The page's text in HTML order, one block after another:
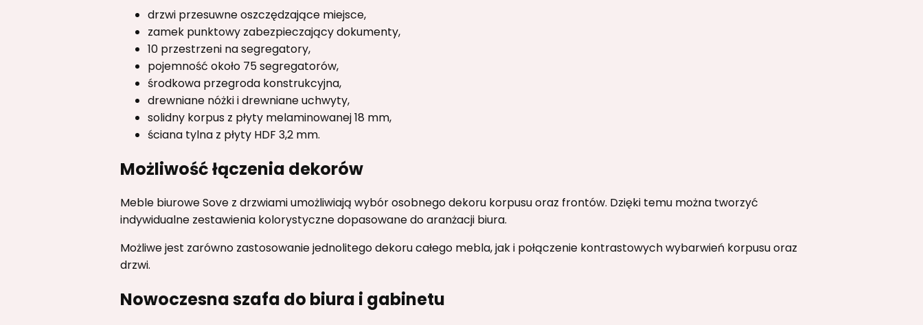
drzwi przesuwne oszczędzające miejsce,
zamek punktowy zabezpieczający dokumenty,
10 przestrzeni na segregatory,
pojemność około 75 segregatorów,
środkowa przegroda konstrukcyjna,
drewniane nóżki i drewniane uchwyty,
solidny korpus z płyty melaminowanej 18 mm,
ściana tylna z płyty HDF 3,2 mm.
Możliwość łączenia dekorów
Meble biurowe Sove z drzwiami umożliwiają wybór osobnego dekoru korpusu oraz frontów. Dzięki temu można tworzyć
indywidualne zestawienia kolorystyczne dopasowane do aranżacji biura.
Możliwe jest zarówno zastosowanie jednolitego dekoru całego mebla, jak i połączenie kontrastowych wybarwień korpusu oraz
drzwi.
Nowoczesna szafa do biura i gabinetu